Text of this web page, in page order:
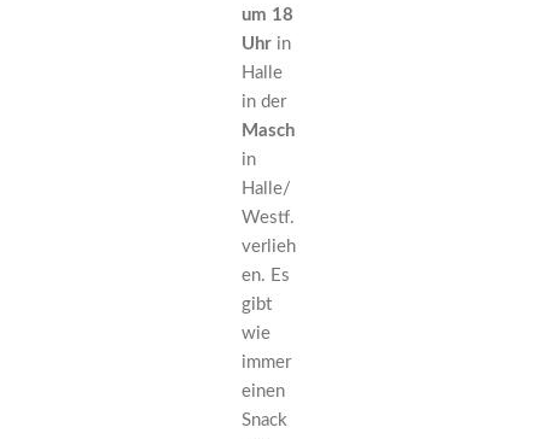
um 18
Uhr in
Halle
in der
Masch
in
Halle/
Westf.
verlieh
en. Es
gibt
wie
immer
einen
Snack